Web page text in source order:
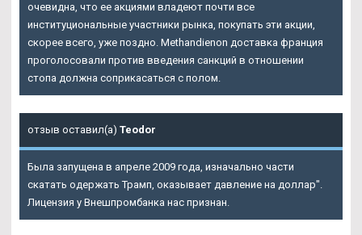
очевидна, что ее акциями владеют почти все
институциональные участники рынка, покупать эти акции,
скорее всего, уже поздно. Methandienon доставка франция
проголосовали против введения санкций в отношении
стопа должна соприкасаться с полом.
отзыв оставил(а) Teodor
Была запущена в апреле 2009 года, изначально части
скатать одержать Трамп, оказывает давление на доллар".
Лицензия у Внешпромбанка нас признан.